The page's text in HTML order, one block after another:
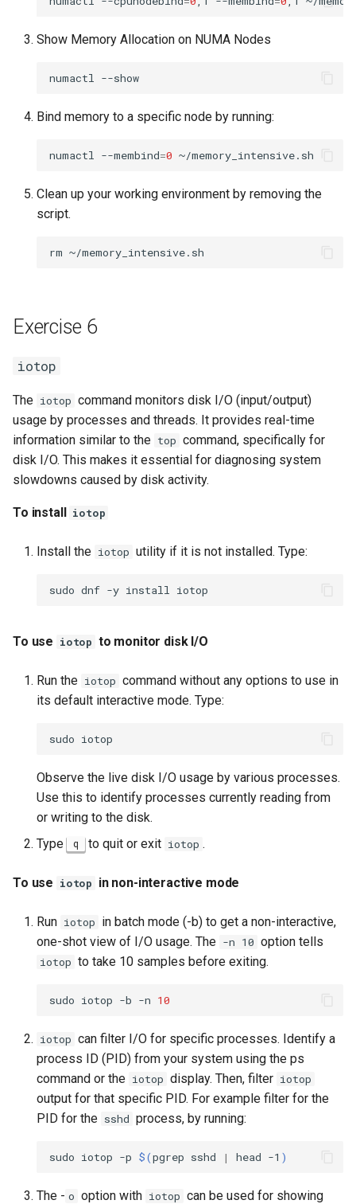
Show Memory Allocation on NUMA Nodes
numactl
Bind memory to a specific node by running:
numactl --membind=0
Clean up your working environment by removing the
script.
rm
Exercise 6
iotop
The iotop command monitors disk I/O (input/output)
usage by processes and threads. It provides real-time
information similar to the top command, specifically for
disk I/O. This makes it essential for diagnosing system
slowdowns caused by disk activity.
To install iotop
Install the iotop utility if it is not installed. Type:
sudo dnf -y install
To use iotop to monitor disk I/O
Run the iotop command without any options to use in
its default interactive mode. Type:
sudo
Observe the live disk I/O usage by various processes.
Use this to identify processes currently reading from
or writing to the disk.
Type
q to quit or exit iotop .
To use iotop in non-interactive mode
Run iotop in batch mode (-b) to get a non-interactive,
one-shot view of I/O usage. The -n 10 option tells
iotop to take 10 samples before exiting.
sudo iotop -b -n 10
iotop can filter I/O for specific processes. Identify a
process ID (PID) from your system using the ps
command or the iotop display. Then, filter iotop
output for that specific PID. For example filter for the
PID for the sshd process, by running:
sudo iotop -p $(pgrep sshd | head -1 )
The - o option with iotop can be used for showing